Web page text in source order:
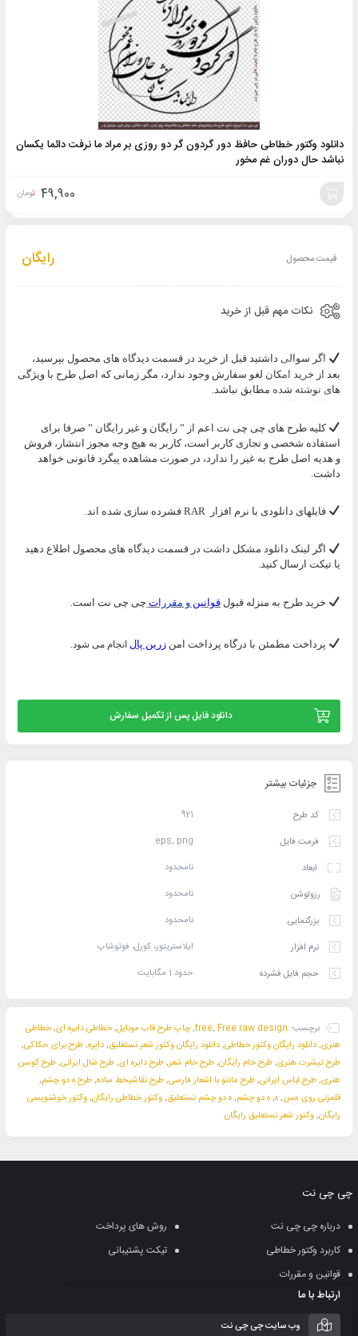
دانلود وکتور خطاطی حافظ دور گردون گر دو روزی بر مراد ما نرفت دائما یکسان
نباشد حال دوران غم مخور
49,900 تومان
به
قیمت محصول رایگان
نکات مهم قبل از خرید
اگر سوالی داشتید قبل از خرید در قسمت دیدگاه های محصول بپرسید،
بعد از خرید امکان لغو سفارش وجود ندارد، مگر زمانی که اصل طرح با ویژگی
های نوشته شده مطابق نباشد.
کلیه طرح های چی چی نت اعم از ” رایگان و غیر رایگان ” صرفا برای
استفاده شخصی و تجاری کاربر است، کاربر به هیچ وجه مجوز انتشار، فروش
و هدیه اصل طرح به غیر را ندارد، در صورت مشاهده پیگرد قانونی خواهد
داشت.
فایلهای دانلودی با نرم افزار RARفشرده سازی شده اند.
اگر لینک دانلود مشکل داشت در قسمت دیدگاه های محصول اطلاع دهید
یا تیکت ارسال کنید.
خرید طرح به منزله قبول قوانینو مقررات چی چی نت است.
پرداخت مطمئن با درگاه پرداخت امن زرین پال انجام می شود.
دانلود فایل پس از تکمیل سفارش
جزئیات بیشتر
کد طرح
921
فرمت فایل
eps, png
ابعاد
نامحدود
رزولوشن
نامحدود
بزرگنمایی
نامحدود
نرم افزار
ایلاستریتور، کورل، فوتوشاپ
حجم فایل فشرده
حدود 1 مگابایت
برچسب: free, Free raw design
,چاپ طرح قاب موبایل,خطاطی دایره ای,خطاطی
هنری,دانلود رایگان وکتور خطاطی,دانلود رایگان وکتور شعر نستعلیق,دایره,طرح برای حکاکی,
طرح تیشرت هنری,طرح خام رایگان,طرح خام شعر,طرح دایره ای,طرح شال ایرانی,طرح کوسن
هنری,طرح لباس ایرانی,طرح مانتو با اشعار فارسی,طرح نقاشیخط ساده,طرح ه دو چشم,
قلمزنی روی مس,ه,ه دو چشم,ه دو چشم نستعلیق,وکتور خطاطی رایگان,وکتور خوشنویسی
رایگان,وکتور شعر نستعلیق رایگان
چی چی نت
درباره چی چی نت
روش های پرداخت
کاربرد وکتور خطاطی
تیکت پشتیبانی
قوانین و مقررات
ارتباط با ما
وب سایت چی چی نت